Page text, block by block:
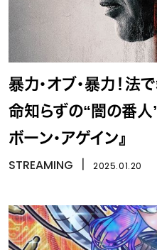
暴力・オブ・暴力！
命知らずの“闇の番人
ボーン・アゲイン』
STREAMING 2025.01.20